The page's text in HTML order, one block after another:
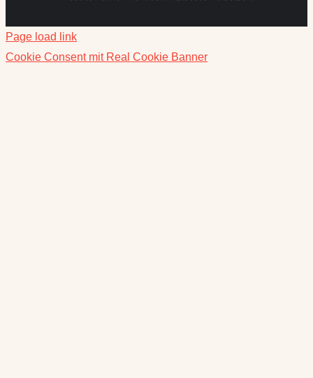
Page load link
Cookie Consent mit Real Cookie Banner